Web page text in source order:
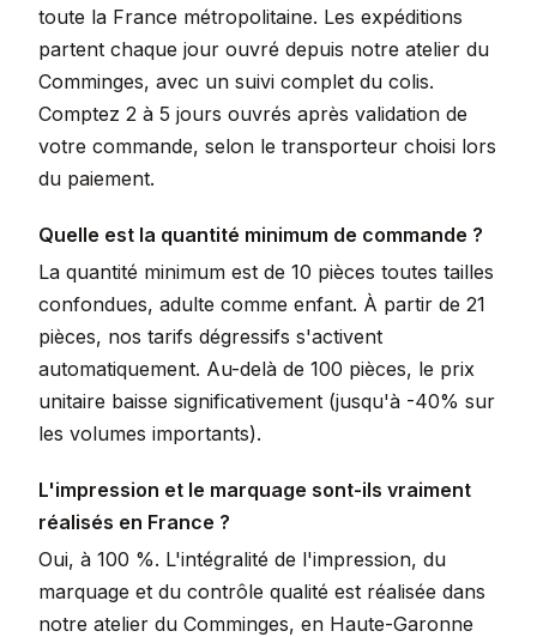
toute la France métropolitaine. Les expéditions
partent chaque jour ouvré depuis notre atelier du
Comminges, avec un suivi complet du colis.
Comptez 2 à 5 jours ouvrés après validation de
votre commande, selon le transporteur choisi lors
du paiement.
Quelle est la quantité minimum de commande ?
La quantité minimum est de 10 pièces toutes tailles
confondues, adulte comme enfant. À partir de 21
pièces, nos tarifs dégressifs s'activent
automatiquement. Au-delà de 100 pièces, le prix
unitaire baisse significativement (jusqu'à -40% sur
les volumes importants).
L'impression et le marquage sont-ils vraiment
réalisés en France ?
Oui, à 100 %. L'intégralité de l'impression, du
marquage et du contrôle qualité est réalisée dans
notre atelier du Comminges, en Haute-Garonne